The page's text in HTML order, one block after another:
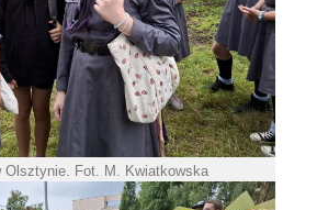
Olsztynie. Fot. M. Kwiatkowska